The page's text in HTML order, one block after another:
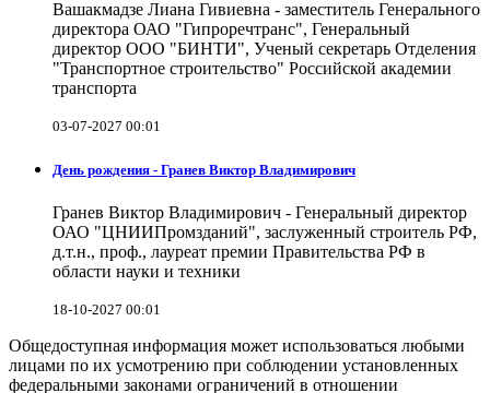
Вашакмадзе Лиана Гивиевна - заместитель Генерального
директора ОАО "Гипроречтранс", Генеральный
директор ООО "БИНТИ", Ученый секретарь Отделения
"Транспортное строительство" Российской академии
транспорта
03-07-2027 00:01
День рождения - Гранев Виктор Владимирович
Гранев Виктор Владимирович - Генеральный директор
ОАО "ЦНИИПромзданий", заслуженный строитель РФ,
д.т.н., проф., лауреат премии Правительства РФ в
области науки и техники
18-10-2027 00:01
Общедоступная информация может использоваться любыми
лицами по их усмотрению при соблюдении установленных
федеральными законами ограничений в отношении